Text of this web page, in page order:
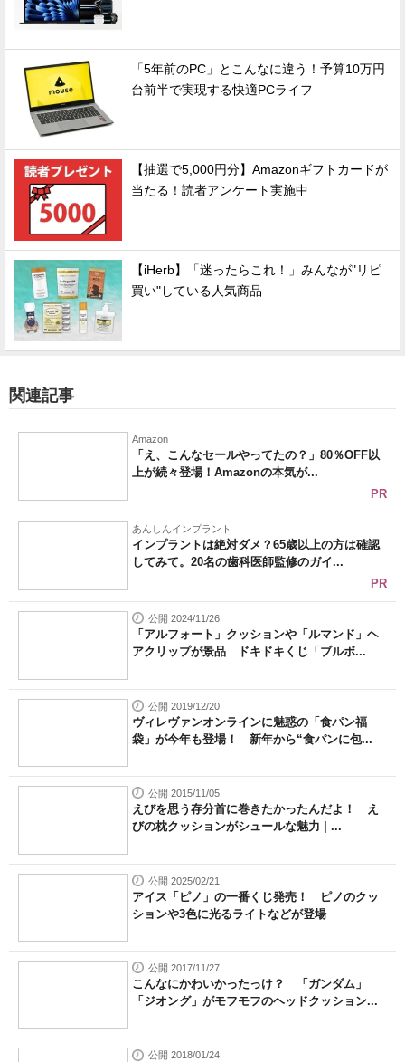
「5年前のPC」とこんなに違う！予算10万円
台前半で実現する快適PCライフ
【抽選で5,000円分】Amazonギフトカードが
当たる！読者アンケート実施中
【iHerb】「迷ったらこれ！」みんなが"リピ
買い"している人気商品
関連記事
Amazon
「え、こんなセールやってたの？」80％OFF以
上が続々登場！Amazonの本気が...
PR
あんしんインプラント
インプラントは絶対ダメ？65歳以上の方は確認
してみて。20名の歯科医師監修のガイ...
PR
公開 2024/11/26
「アルフォート」クッションや「ルマンド」ヘ
アクリップが景品 ドキドキくじ「ブルボ...
公開 2019/12/20
ヴィレヴァンオンラインに魅惑の「食パン福
袋」が今年も登場！ 新年から“食パンに包...
公開 2015/11/05
えびを思う存分首に巻きたかったんだよ！ え
びの枕クッションがシュールな魅力 | ...
公開 2025/02/21
アイス「ピノ」の一番くじ発売！ ピノのクッ
ションや3色に光るライトなどが登場
公開 2017/11/27
こんなにかわいかったっけ？ 「ガンダム」
「ジオング」がモフモフのヘッドクッション...
公開 2018/01/24